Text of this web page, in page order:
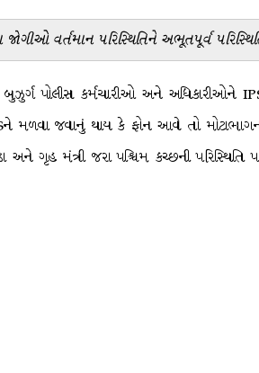
વર્તમાન પરિસ્થિતિને અભૂતપૂર્વ
બુઝુર્ગ પોલીસ કર્મચારીઓ અને અધિકારીઓને
મળવા જવાનું થાય કે ફોન આવે તો
અને ગૃહ મંત્રી જરા પશ્ચિમ કચ્છની પરિસ્થિતિ